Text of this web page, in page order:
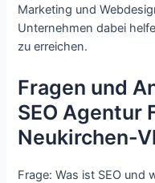
Marketing und
Unternehmen dabei
zu erreichen.
Fragen und
SEO Agentur
Neukirchen-
Frage: Was ist SEO und